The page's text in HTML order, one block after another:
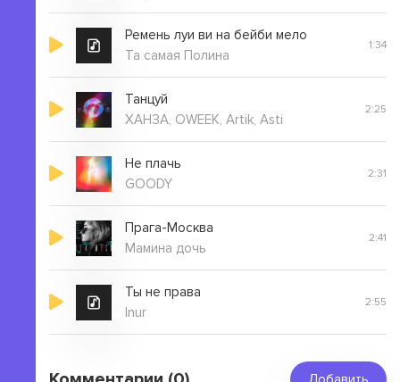
Ремень луи ви на бейби мело
Та самая Полина
1:34
Танцуй
ХАНЗА, OWEEK, Artik, Asti
2:25
Не плачь
GOODY
2:31
Прага-Москва
Мамина дочь
2:41
Ты не права
Inur
2:55